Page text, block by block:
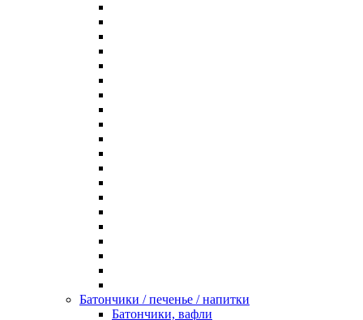
Батончики / печенье / напитки
Батончики, вафли